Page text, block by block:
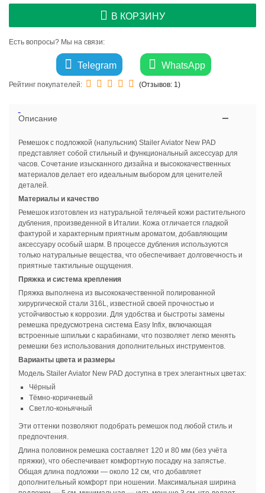
В КОРЗИНУ
Есть вопросы? Мы на связи:
Telegram WhatsApp
Рейтинг покупателей: (Отзывов: 1)
Описание
Ремешок с подложкой (напульсник) Stailer Aviator New PAD
представляет собой стильный и функциональный аксессуар для
часов. Сочетание изысканного дизайна и высококачественных
материалов делает его идеальным выбором для ценителей
деталей.
Материалы и качество
Ремешок изготовлен из натуральной телячьей кожи растительного
дубления, произведенной в Италии. Кожа отличается гладкой
фактурой и характерным приятным ароматом, добавляющим
аксессуару особый шарм. В процессе дубления используются
только натуральные вещества, что обеспечивает долговечность и
приятные тактильные ощущения.
Пряжка и система крепления
Пряжка выполнена из высококачественной полированной
хирургической стали 316L, известной своей прочностью и
устойчивостью к коррозии. Для удобства и быстроты замены
ремешка предусмотрена система Easy Infix, включающая
встроенные шпильки с карабинами, что позволяет легко менять
ремешки без использования дополнительных инструментов.
Варианты цвета и размеры
Модель Stailer Aviator New PAD доступна в трех элегантных цветах:
Чёрный
Тёмно-коричневый
Светло-коньячный
Эти оттенки позволяют подобрать ремешок под любой стиль и
предпочтения.
Длина половинок ремешка составляет 120 и 80 мм (без учёта
пряжки), что обеспечивает комфортную посадку на запястье.
Общая длина подложки — около 12 см, что добавляет
дополнительный комфорт при ношении. Максимальная ширина